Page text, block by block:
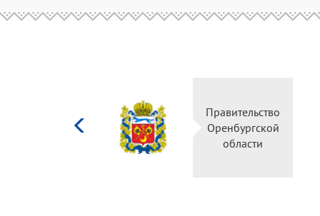
Министерство
культуры
Российской
федерации